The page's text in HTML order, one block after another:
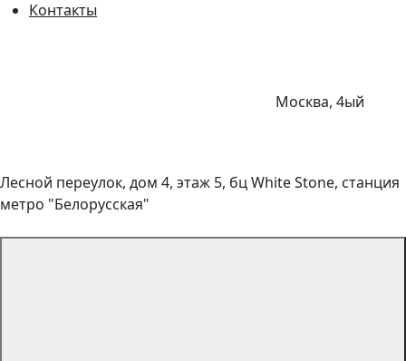
Контакты
Москва, 4ый
Лесной переулок, дом 4, этаж 5, бц White Stone, станция
метро "Белорусская"